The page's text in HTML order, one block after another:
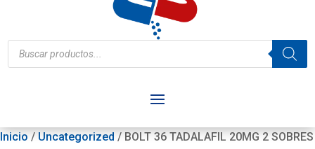
Búsqueda
de
productos
Inicio / Uncategorized / BOLT 36 TADALAFIL 20MG 2 SOBRES